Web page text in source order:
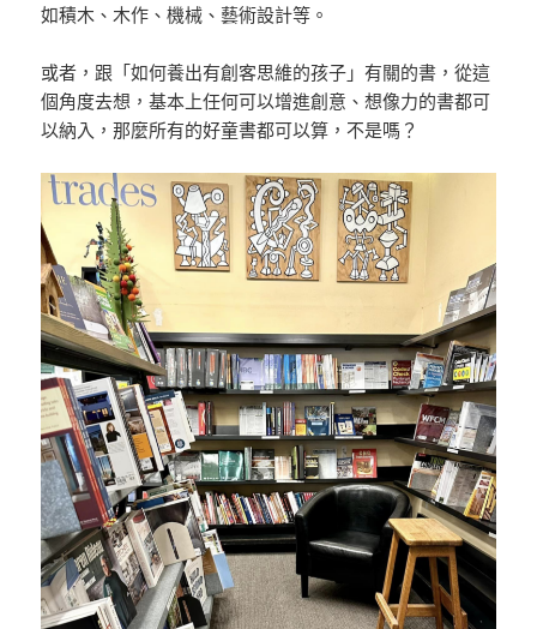
如積木、木作、機械、藝術設計等。
或者，跟「如何養出有創客思維的孩子」有關的書，從這
個角度去想，基本上任何可以增進創意、想像力的書都可
以納入，那麼所有的好童書都可以算，不是嗎？